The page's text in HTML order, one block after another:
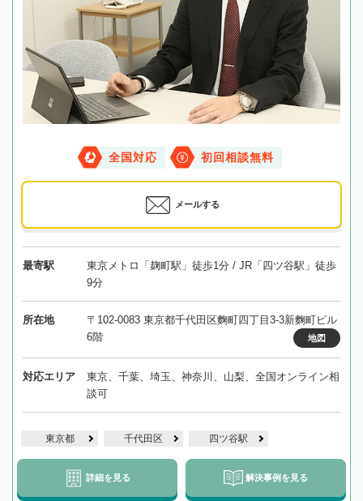
全国対応 初回相談無料
メールする
最寄駅
東京メトロ「麹町駅」徒歩1分 / JR「四ツ谷駅」徒歩
9分
所在地
〒102-0083 東京都千代田区麴町四丁目3-3新麴町ビル
6階
地図
対応エリア
東京、千葉、埼玉、神奈川、山梨、全国オンライン相
談可
東京都 千代田区 四ツ谷駅
詳細を見る 解決事例を見る